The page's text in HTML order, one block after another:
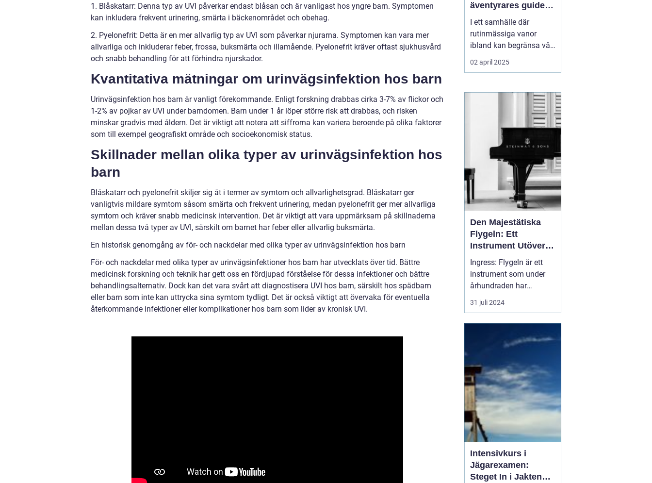
1. Blåskatarr: Denna typ av UVI påverkar endast blåsan och är vanligast hos yngre barn. Symptomen
kan inkludera frekvent urinering, smärta i bäckenområdet och obehag.
2. Pyelonefrit: Detta är en mer allvarlig typ av UVI som påverkar njurarna. Symptomen kan vara mer
allvarliga och inkluderar feber, frossa, buksmärta och illamående. Pyelonefrit kräver oftast sjukhusvård
och snabb behandling för att förhindra njurskador.
Kvantitativa mätningar om urinvägsinfektion hos barn
Urinvägsinfektion hos barn är vanligt förekommande. Enligt forskning drabbas cirka 3-7% av flickor och
1-2% av pojkar av UVI under barndomen. Barn under 1 år löper större risk att drabbas, och risken
minskar gradvis med åldern. Det är viktigt att notera att siffrorna kan variera beroende på olika faktorer
som till exempel geografiskt område och socioekonomisk status.
Skillnader mellan olika typer av urinvägsinfektion hos
barn
Blåskatarr och pyelonefrit skiljer sig åt i termer av symtom och allvarlighetsgrad. Blåskatarr ger
vanligtvis mildare symtom såsom smärta och frekvent urinering, medan pyelonefrit ger mer allvarliga
symtom och kräver snabb medicinsk intervention. Det är viktigt att vara uppmärksam på skillnaderna
mellan dessa två typer av UVI, särskilt om barnet har feber eller allvarlig buksmärta.
En historisk genomgång av för- och nackdelar med olika typer av urinvägsinfektion hos barn
För- och nackdelar med olika typer av urinvägsinfektioner hos barn har utvecklats över tid. Bättre
medicinsk forskning och teknik har gett oss en fördjupad förståelse för dessa infektioner och bättre
behandlingsalternativ. Dock kan det vara svårt att diagnostisera UVI hos barn, särskilt hos spädbarn
eller barn som inte kan uttrycka sina symtom tydligt. Det är också viktigt att övervaka för eventuella
återkommande infektioner eller komplikationer hos barn som lider av kronisk UVI.
äventyrares guide
till utrustning och
upplevelser
I ett samhälle där
rutinmässiga vanor
ibland kan begränsa vår
kreativitet och
äventyrslust, finns det
i vildmarken för att
återupptäcka frihetens
sanna essens. För må...
02 april 2025
Den Majestätiska
Flygeln: Ett
Instrument Utöver
Det Vanliga
Ingress: Flygeln är ett
instrument som under
århundraden har
förtrollat människor med
sitt rika, varma och
förmåga att leverera en
gör...
31 juli 2024
Intensivkurs i
Jägarexamen:
Steget In i Jakten